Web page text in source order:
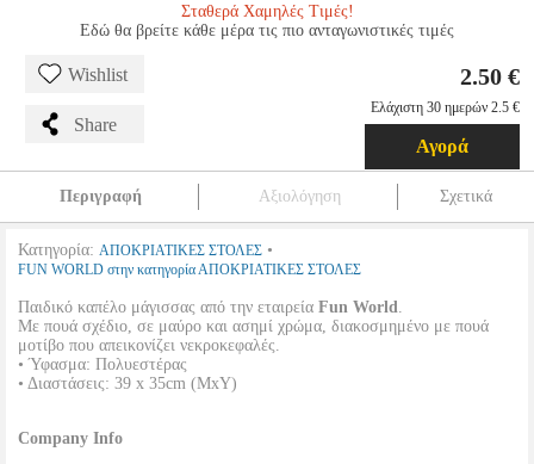
Σταθερά Χαμηλές Τιμές!
Εδώ θα βρείτε κάθε μέρα τις πιο ανταγωνιστικές τιμές
Wishlist
Share
2.50 €
Ελάχιστη 30 ημερών 2.5 €
Αγορά
Περιγραφή Αξιολόγηση Σχετικά
Κατηγορία: ΑΠΟΚΡΙΑΤΙΚΕΣ ΣΤΟΛΕΣ •
FUN WORLD στην κατηγορία ΑΠΟΚΡΙΑΤΙΚΕΣ ΣΤΟΛΕΣ
Παιδικό καπέλo μάγισσας από την εταιρεία Fun World.
Με πουά σχέδιο, σε μαύρο και ασημί χρώμα, διακοσμημένο με πουά
μοτίβο που απεικονίζει νεκροκεφαλές.
• Ύφασμα: Πολυεστέρας
• Διαστάσεις: 39 x 35cm (ΜxΥ)
Company Info